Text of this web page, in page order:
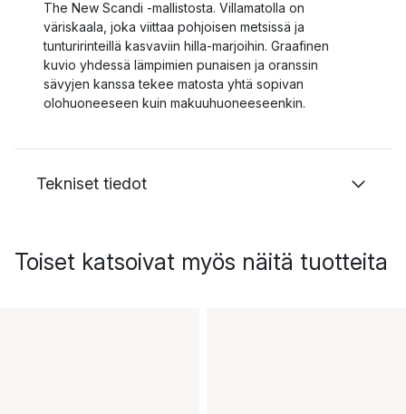
The New Scandi -mallistosta. Villamatolla on
väriskaala, joka viittaa pohjoisen metsissä ja
tunturirinteillä kasvaviin hilla-marjoihin. Graafinen
kuvio yhdessä lämpimien punaisen ja oranssin
sävyjen kanssa tekee matosta yhtä sopivan
olohuoneeseen kuin makuuhuoneeseenkin.
Tekniset tiedot
Toiset katsoivat myös näitä tuotteita